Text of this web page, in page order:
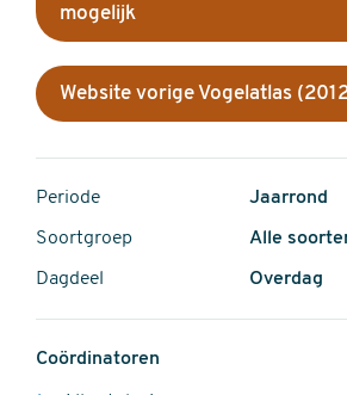
mogelijk
Website vorige Vogelatlas
Periode Jaarrond
Soortgroep Alle
Dagdeel Overdag
Coördinatoren